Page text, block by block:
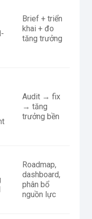
Brief + triển
khai + đo
tăng trưởng
Audit → fix
→ tăng
trưởng bền
Roadmap,
dashboard,
phân bổ
nguồn lực